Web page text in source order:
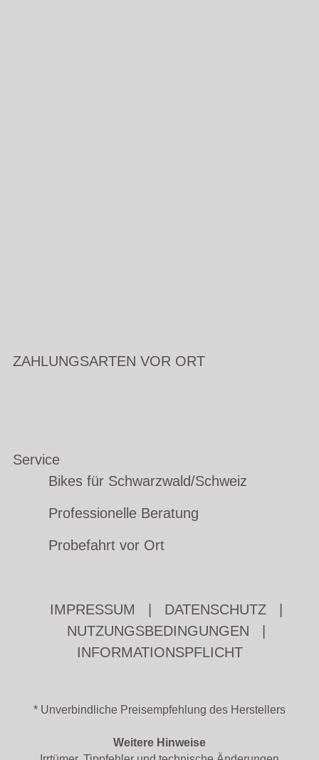
ZAHLUNGSARTEN VOR ORT
Service
Bikes für Schwarzwald/Schweiz
Professionelle Beratung
Probefahrt vor Ort
IMPRESSUM DATENSCHUTZ
NUTZUNGSBEDINGUNGEN
INFORMATIONSPFLICHT
* Unverbindliche Preisempfehlung des Herstellers
Weitere Hinweise